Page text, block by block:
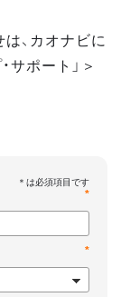
、カオナビに
サポート」＞
*
*